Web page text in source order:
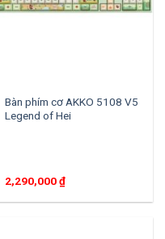
Bàn phím cơ AKKO 5108 V5
Legend of Hei
2,290,000₫